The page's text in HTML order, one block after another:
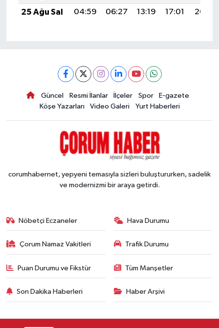
25 Ağu Sal
04:59 06:27 13:19 17:01 20:00
Güncel Resmi İlanlar İlçeler Spor
E-gazete
Köşe Yazarları
Video Galeri Yurt Haberleri
corumhabernet, yepyeni temasıyla sizleri buluştururken, sadelik
ve modernizmi bir araya getirdi.
Nöbetçi Eczaneler Hava Durumu
Çorum Namaz Vakitleri Trafik Durumu
Puan Durumu ve Fikstür Tüm Manşetler
Son Dakika Haberleri Haber Arşivi